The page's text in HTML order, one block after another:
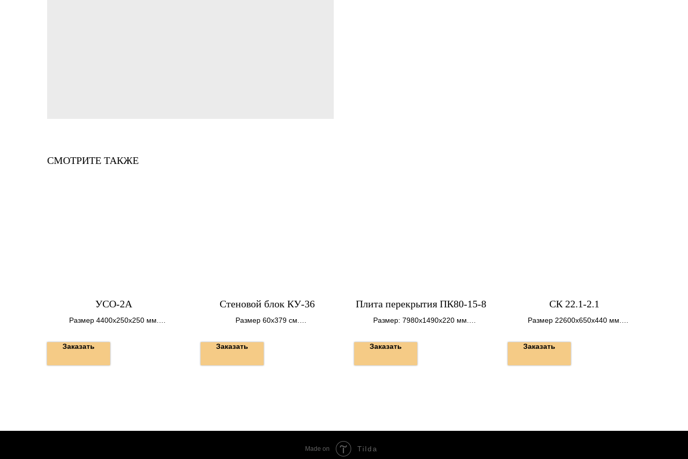
СМОТРИТЕ ТАКЖЕ
УСО-2А
Размер 4400х250х250 мм.
Заказать
Стеновой блок КУ-36
Размер 60х379 см.
Заказать
Плита перекрытия ПК80-15-8
Размер: 7980х1490х220 мм.
Заказать
СК 22.1-2.1
Размер 22600х650х440 мм.
Заказать
Made on Tilda